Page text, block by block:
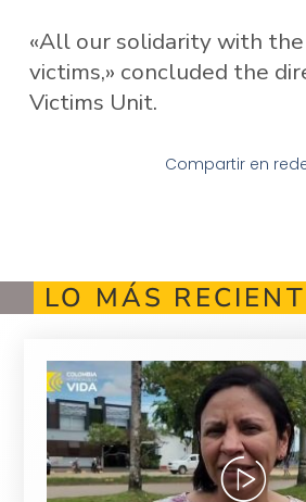
«All our solidarity with
victims,» ​​concluded the
Victims Unit.
Compartir en
LO MÁS